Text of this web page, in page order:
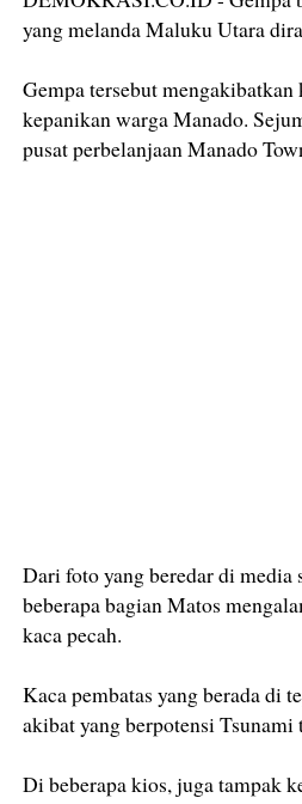
yang melanda Maluku Utara
Gempa tersebut mengakibatkan
kepanikan warga Manado.
pusat perbelanjaan Manado
Dari foto yang beredar di media
beberapa bagian Matos
kaca pecah.
Kaca pembatas yang berada di
akibat yang berpotensi Tsunami
Di beberapa kios, juga tampak